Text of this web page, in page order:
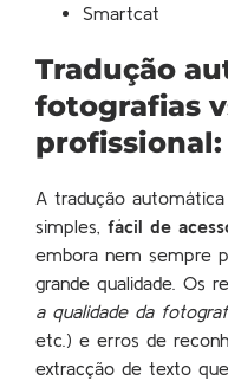
Smartcat
Tradução
fotografias
profissional:
A tradução
simples,fácil de
embora nem sempre
grande qualidade. Os
a qualidade da
etc.) e erros de
extracção de texto